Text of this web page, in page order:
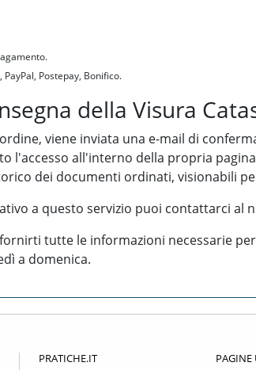
PayPal, Postepay, Bonifico.
della Visura
viene inviata una e-mail di
l'accesso all'interno della propria
dei documenti ordinati, visionabili
a questo servizio puoi contattarci al
tutte le informazioni necessarie
a domenica.
PRATICHE.IT
PAGINE